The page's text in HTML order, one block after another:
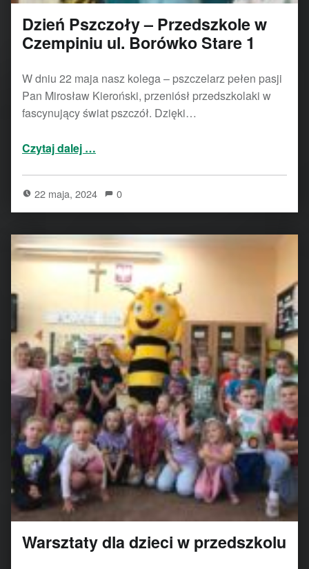
Dzień Pszczoły – Przedszkole w
Czempiniu ul. Borówko Stare 1
W dniu 22 maja nasz kolega – pszczelarz pełen pasji
Pan Mirosław Kieroński, przeniósł przedszkolaki w
fascynujący świat pszczół. Dzięki…
Czytaj dalej …
22 maja, 2024 0
Warsztaty dla dzieci w przedszkolu